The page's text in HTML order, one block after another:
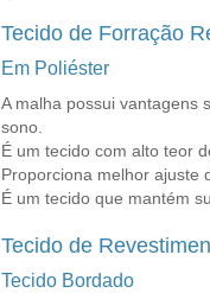
Tecido de Forração
Em Poliéster
A malha possui vantagens
sono.
É um tecido com alto teor
Proporciona melhor ajuste
É um tecido que mantém
Tecido de
Tecido Bordado